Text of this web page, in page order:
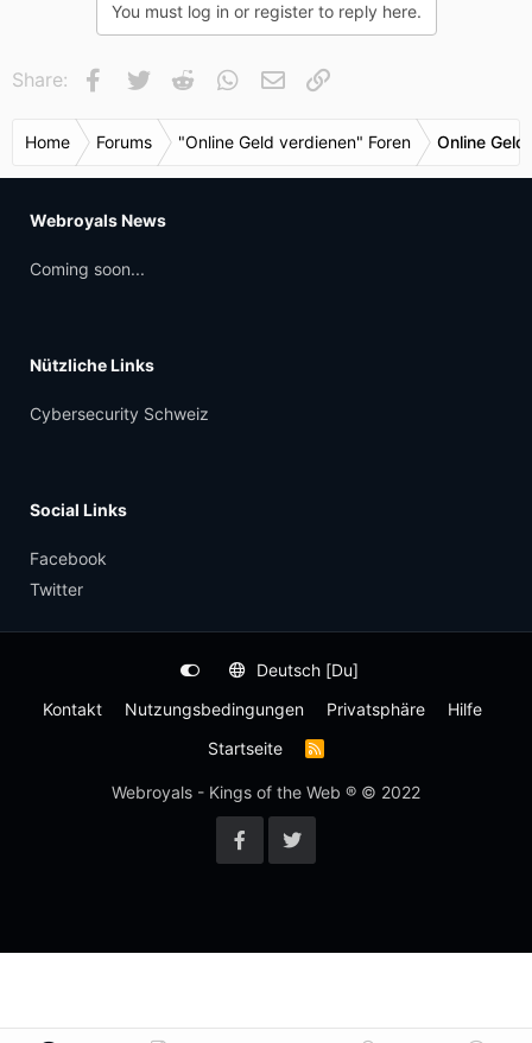
You must log in or register to reply here.
Share: Facebook
Twitter Reddit WhatsApp
E-Mail
Home Forums "Online Geld verdienen" Foren Online
Webroyals News
Coming soon...
Nützliche Links
Cybersecurity Schweiz
Social Links
Facebook
Twitter
Deutsch [Du]
Kontakt
Nutzungsbedingungen Privatsphäre
Hilfe
Startseite
R
S
Webroyals - Kings of the Web ® © 2022